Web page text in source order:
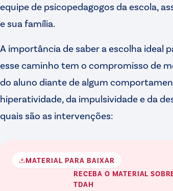
equipe de psicopedagogos da escola,
e sua família.
A importância de saber a escolha ideal
esse caminho tem o compromisso de
do aluno diante de algum
hiperatividade, da impulsividade e da
quais são as intervenções:
MATERIAL PARA BAIXAR
RECEBA O MATERIAL
TDAH